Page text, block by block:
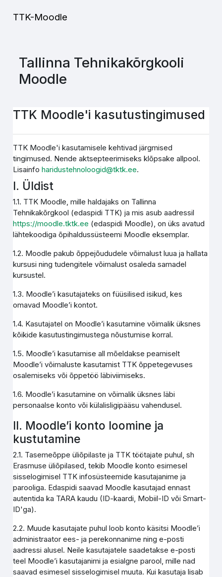
TTK-Moodle
Tallinna Tehnikakõrgkooli
Moodle
TTK Moodle'i kasutustingimused
TTK Moodle'i kasutamisele kehtivad järgmised
tingimused. Nende aktsepteerimiseks klõpsake allpool.
Lisainfoharidustehnoloogid@tktk.ee.
I. Üldist
1.1. TTK Moodle, mille haldajaks on Tallinna
Tehnikakõrgkool (edaspidi TTK) ja mis asub aadressil
https://moodle.tktk.ee (edaspidi Moodle), on üks avatud
lähtekoodiga õpihaldussüsteemi Moodle eksemplar.
1.2. Moodle pakub õppejõududele võimalust luua ja hallata
kursusi ning tudengitele võimalust osaleda samadel
kursustel.
1.3. Moodle’i kasutajateks on füüsilised isikud, kes
omavad Moodle’i kontot.
1.4. Kasutajatel on Moodle’i kasutamine võimalik üksnes
kõikide kasutustingimustega nõustumise korral.
1.5. Moodle’i kasutamise all mõeldakse peamiselt
Moodle’i võimaluste kasutamist TTK õppetegevuses
osalemiseks või õppetöö läbiviimiseks.
1.6. Moodle’i kasutamine on võimalik üksnes läbi
personaalse konto või külalisligipääsu vahendusel.
II. Moodle’i konto loomine ja
kustutamine
2.1. Tasemeõppe üliõpilaste ja TTK töötajate puhul, sh
Erasmuse üliõpilased, tekib Moodle konto esimesel
sisselogimisel TTK infosüsteemide kasutajanime ja
parooliga. Edaspidi saavad Moodle kasutajad ennast
autentida ka TARA kaudu (ID-kaardi, Mobiil-ID või Smart-
ID'ga).
2.2. Muude kasutajate puhul loob konto käsitsi Moodle’i
administraator ees- ja perekonnanime ning e-posti
aadressi alusel. Neile kasutajatele saadetakse e-posti
teel Moodle’i kasutajanimi ja esialgne parool, mille nad
saavad esimesel sisselogimisel muuta. Kui kasutaja lisab